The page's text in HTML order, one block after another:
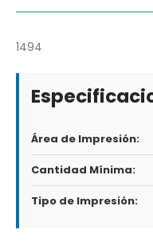
1494
Área de Impresión:
Cantidad Mínima:
Tipo de Impresión: